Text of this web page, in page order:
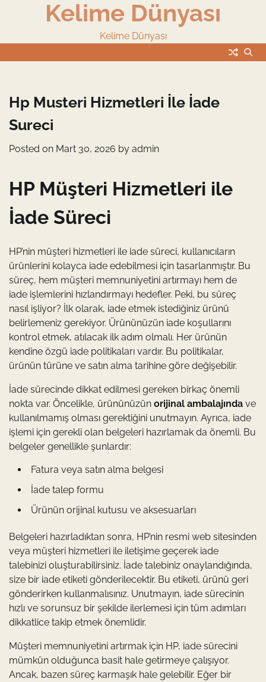
Kelime Dünyası
Kelime Dünyası
Hp Musteri Hizmetleri İle İade
Sureci
Posted on Mart 30, 2026 by admin
HP Müşteri Hizmetleri ile
İade Süreci
HP’nin müşteri hizmetleri ile iade süreci, kullanıcıların
ürünlerini kolayca iade edebilmesi için tasarlanmıştır. Bu
süreç, hem müşteri memnuniyetini artırmayı hem de
iade işlemlerini hızlandırmayı hedefler. Peki, bu süreç
nasıl işliyor? İlk olarak, iade etmek istediğiniz ürünü
belirlemeniz gerekiyor. Ürününüzün iade koşullarını
kontrol etmek, atılacak ilk adım olmalı. Her ürünün
kendine özgü iade politikaları vardır. Bu politikalar,
ürünün türüne ve satın alma tarihine göre değişebilir.
İade sürecinde dikkat edilmesi gereken birkaç önemli
nokta var. Öncelikle, ürününüzün orijinal ambalajında ve
kullanılmamış olması gerektiğini unutmayın. Ayrıca, iade
işlemi için gerekli olan belgeleri hazırlamak da önemli. Bu
belgeler genellikle şunlardır:
Fatura veya satın alma belgesi
İade talep formu
Ürünün orijinal kutusu ve aksesuarları
Belgeleri hazırladıktan sonra, HP’nin resmi web sitesinden
veya müşteri hizmetleri ile iletişime geçerek iade
talebinizi oluşturabilirsiniz. İade talebiniz onaylandığında,
size bir iade etiketi gönderilecektir. Bu etiketi, ürünü geri
gönderirken kullanmalısınız. Unutmayın, iade sürecinin
hızlı ve sorunsuz bir şekilde ilerlemesi için tüm adımları
dikkatlice takip etmek önemlidir.
Müşteri memnuniyetini artırmak için HP, iade sürecini
mümkün olduğunca basit hale getirmeye çalışıyor.
Ancak, bazen süreç karmaşık hale gelebilir. Eğer bir